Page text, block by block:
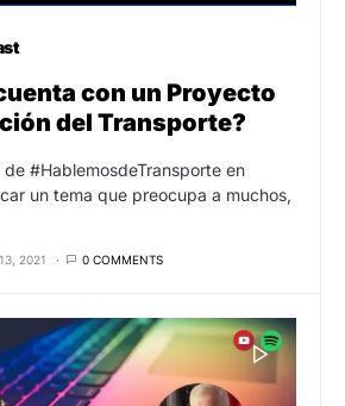
con un Proyecto
del Transporte?
#HablemosdeTransporte en
un tema que preocupa a muchos,
2021 0 COMMENTS